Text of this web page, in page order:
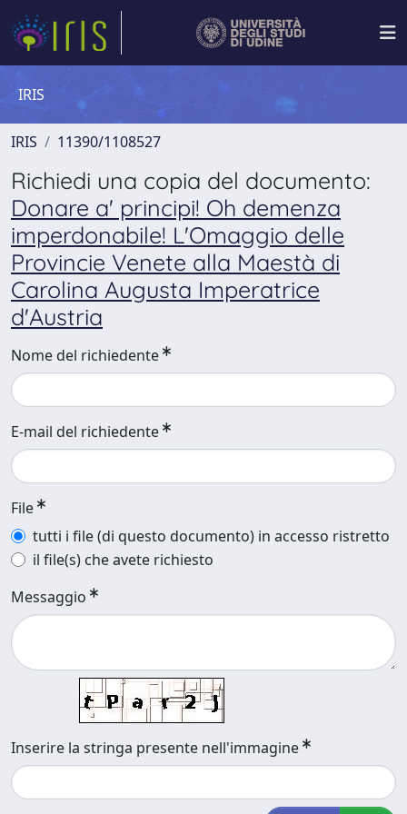
IRIS
IRIS 11390/1108527
Richiedi una copia del documento:
Donare a' principi! Oh demenza
imperdonabile! L'Omaggio delle
Provincie Venete alla Maestà di
Carolina Augusta Imperatrice
d'Austria
Nome del richiedente
E-mail del richiedente
File
tutti i file (di questo documento) in accesso ristretto
il file(s) che avete richiesto
Messaggio
Inserire la stringa presente nell'immagine